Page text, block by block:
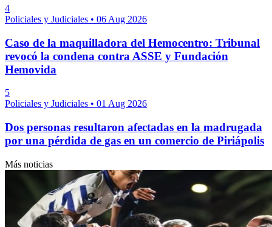
4
Policiales y Judiciales • 06 Aug 2026
Caso de la maquilladora del Hemocentro: Tribunal
revocó la condena contra ASSE y Fundación
Hemovida
5
Policiales y Judiciales • 01 Aug 2026
Dos personas resultaron afectadas en la madrugada
por una pérdida de gas en un comercio de Piriápolis
Más noticias